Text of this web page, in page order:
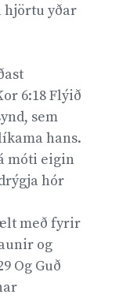
hjörtu yðar
6:18 Flýið
sem
hans.
móti eigin
hór
með fyrir
og
Guð